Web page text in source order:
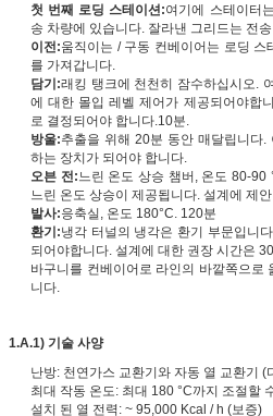
첫 번째 로딩 스테이션:여기에 스테이터
송 차량에 있습니다. 잘라낸 그리드는 전
이전:움직이는 / 구동 컨베이어는 로딩
를 가져갑니다.
담기:래킹 탱크에 천천히 잠수하십시오.
에 대한 몰입 레벨 제어가 제공되어야합
로 결정되어야 합니다.10분.
방울:추출을 위해 20분 동안 매달립니다
하는 장치가 되어야 합니다.
오븐 전:느린 온도 상승 챔버, 온도 80-
느린 온도 상승이 제공됩니다. 설계에 제
발사:응축실, 온도 180°C. 120분
환기:냉각 터널의 냉각은 환기 부문입니
되어야합니다. 설계에 대한 권장 시간은
바구니를 컨베이어로 라인의 바깥쪽으로
니다.
1.A.1) 기술 사양
난방: 천연가스 교환기와 자동 열 교환기
최대 작동 온도: 최대 180 °C까지 조절할
설치 된 열 전력: ~ 95,000 Kcal / h (보증)